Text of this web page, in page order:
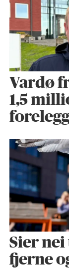
Vardø
1,5
Sier
fjerne